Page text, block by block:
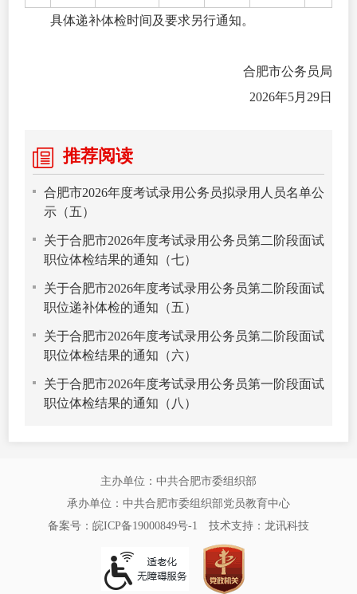
具体递补体检时间及要求另行通知。
合肥市公务员局
2026年5月29日
推荐阅读
合肥市2026年度考试录用公务员拟录用人员名单公
示（五）
关于合肥市2026年度考试录用公务员第二阶段面试
职位体检结果的通知（七）
关于合肥市2026年度考试录用公务员第二阶段面试
职位递补体检的通知（五）
关于合肥市2026年度考试录用公务员第二阶段面试
职位体检结果的通知（六）
关于合肥市2026年度考试录用公务员第一阶段面试
职位体检结果的通知（八）
主办单位：中共合肥市委组织部
承办单位：中共合肥市委组织部党员教育中心
备案号：皖ICP备19000849号-1
技术支持： 龙讯科技